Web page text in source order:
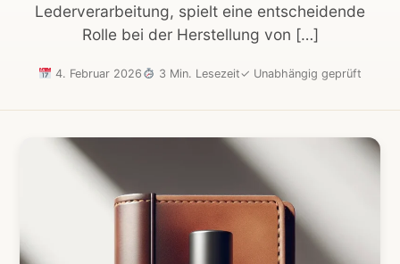
Lederverarbeitung, spielt eine entscheidende
Rolle bei der Herstellung von […]
4. Februar 2026 3 Min. Lesezeit✓ Unabhängig geprüft